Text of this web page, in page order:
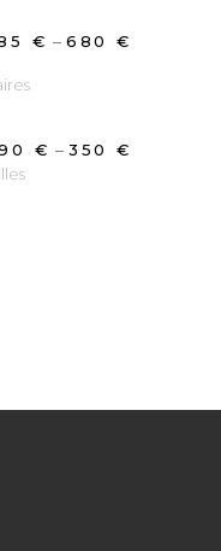
€ – 680€
€ – 350€